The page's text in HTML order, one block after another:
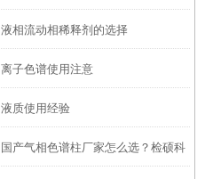
液相流动相稀释剂的选择
离子色谱使用注意
液质使用经验
国产气相色谱柱厂家怎么选？检硕科